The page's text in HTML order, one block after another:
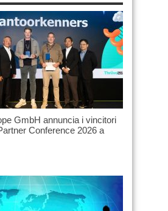
GmbH annuncia i vincitori
Conference 2026 a